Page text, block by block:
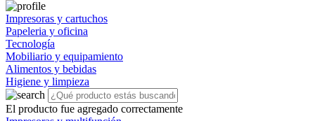
Impresoras y cartuchos
Papeleria y oficina
Tecnología
Mobiliario y equipamiento
Alimentos y bebidas
Higiene y limpieza
El producto fue agregado correctamente